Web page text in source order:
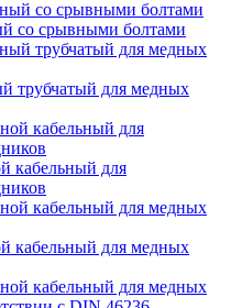
со срывными болтами
трубчатый для медных
кабельный для
кабельный для медных